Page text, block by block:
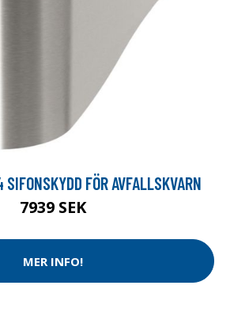
FÖR AVFALLSKVARN
7939 SEK
MER INFO!